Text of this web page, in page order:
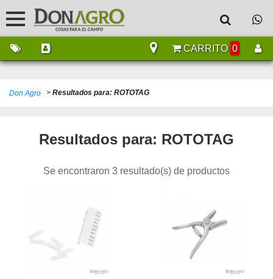
CARRITO 0
Don Agro > Resultados para: ROTOTAG
Resultados para: ROTOTAG
Se encontraron 3 resultado(s) de productos